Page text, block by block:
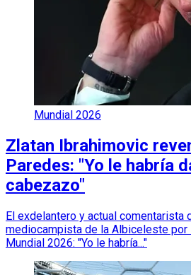
Mundial 2026
Zlatan Ibrahimovic
Paredes: "Yo le habría
cabezazo"
El exdelantero y actual comentarista
mediocampista de la Albiceleste por
Mundial 2026: "Yo le habría..."